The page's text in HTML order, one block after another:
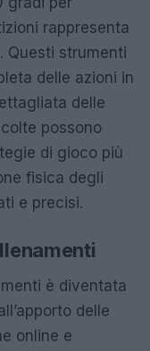
rappresenta
Questi strumenti
delle azioni in
delle
possono
di gioco più
fisica degli
e precisi.
è diventata
delle
online e